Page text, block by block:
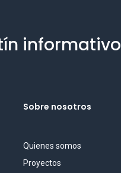
informativo
Sobre nosotros
Quienes somos
Proyectos